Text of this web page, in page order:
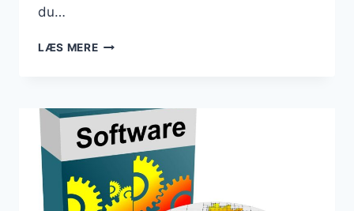
du…
LÆS MEREDANMARKSBUSINESS
NY
OG
HURTIGERE
SERVER